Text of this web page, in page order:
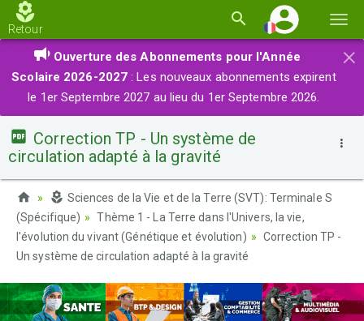
la
Retour
×
Ouverture des Abonnements pour l'Année
Scolaire 2026-2027 : Les nouveaux abonnements expirent
le 1er Septembre 2027 au lieu du 1er Septembre 2026.
Correction TP - Un système de
circulation adapté à la gravité
Sciences de la Vie et de la Terre (SVT): Terminale S
(Spécifique)
Thème 1 - La Terre dans l'Univers, la vie,
l'évolution du vivant (Génétique et évolution)
Correction TP -
Un système de circulation adapté à la gravité